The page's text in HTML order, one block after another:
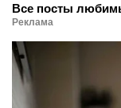
Все посты
Реклама